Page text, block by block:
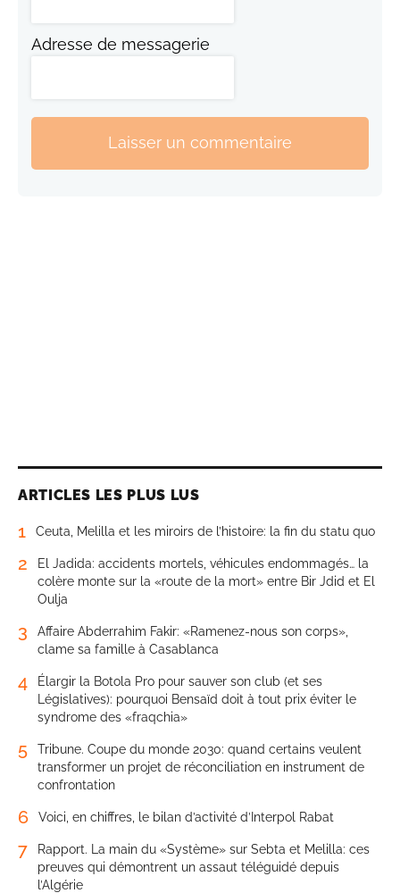
Adresse de messagerie
Laisser un commentaire
ARTICLES LES PLUS LUS
1 Ceuta, Melilla et les miroirs de l’histoire: la fin du statu quo
2
El Jadida: accidents mortels, véhicules endommagés… la
colère monte sur la «route de la mort» entre Bir Jdid et El
Oulja
3
Affaire Abderrahim Fakir: «Ramenez-nous son corps»,
clame sa famille à Casablanca
4
Élargir la Botola Pro pour sauver son club (et ses
Législatives): pourquoi Bensaïd doit à tout prix éviter le
syndrome des «fraqchia»
5
Tribune. Coupe du monde 2030: quand certains veulent
transformer un projet de réconciliation en instrument de
confrontation
6 Voici, en chiffres, le bilan d’activité d’Interpol Rabat
7
Rapport. La main du «Système» sur Sebta et Melilla: ces
preuves qui démontrent un assaut téléguidé depuis
l’Algérie